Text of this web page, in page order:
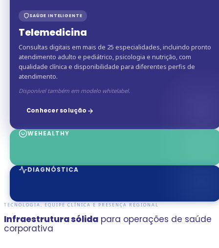
SAÚDE INTELIGENTE
Telemedicina
Consultas digitais em mais de 25 especialidades, incluindo pronto
atendimento adulto e pediátrico, psicologia e nutrição, com
qualidade clínica e disponibilidade para diferentes perfis de
atendimento.
Disponível também em modelo whitelabel.
Conhecer solução
WEHEALTHY
DIAGNÓSTICA
TECNOLOGIA, EQUIPE CLÍNICA E PRESENÇA REGIONAL
Infraestrutura sólida para operações de saúde
corporativa